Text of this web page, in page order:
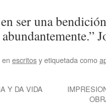
ser una
escritosy etiquetada como
Y DA VIDA